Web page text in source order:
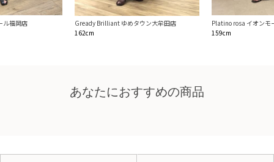
ル福岡店
Gready Brilliant ゆめタウン大牟田店
162cm
Platino rosa イオンモ
159cm
あなたにおすすめの商品